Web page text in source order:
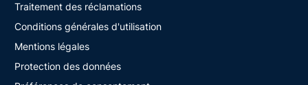
Traitement des réclamations
Conditions générales d'utilisation
Mentions légales
Protection des données